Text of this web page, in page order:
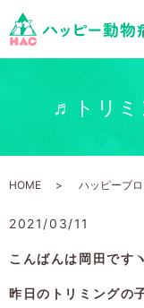
♬トリ
HOME ハッピーブ
2021/03/11
こんばんは岡田です
昨日のトリミングの